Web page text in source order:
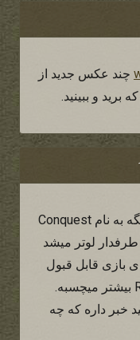
چند عكس جديد از
بريد و ببينيد.
بالاخره این بازی چی شد؟ یه بازی دیگه به نام Conquest
طرفدار لوتر میشد
بازی قابل قبول
نبود و همون Rise of the Witch-King بیشتر میچسبه.
خبر داره که چه